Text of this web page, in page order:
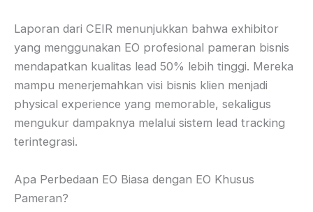
Laporan dari CEIR menunjukkan bahwa exhibitor
yang menggunakan EO profesional pameran bisnis
mendapatkan kualitas lead 50% lebih tinggi. Mereka
mampu menerjemahkan visi bisnis klien menjadi
physical experience yang memorable, sekaligus
mengukur dampaknya melalui sistem lead tracking
terintegrasi.
Apa Perbedaan EO Biasa dengan EO Khusus
Pameran?